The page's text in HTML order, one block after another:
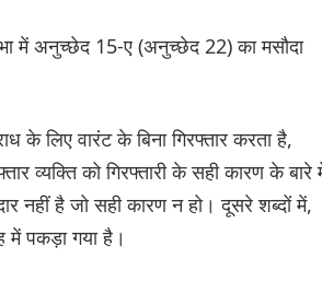
में अनुच्छेद 15-ए (अनुच्छेद 22) का मसौदा
के लिए वारंट के बिना गिरफ्तार करता है,
व्यक्ति को गिरफ्तारी के सही कारण के बारे
नहीं है जो सही कारण न हो। दूसरे शब्दों में,
पकड़ा गया है।